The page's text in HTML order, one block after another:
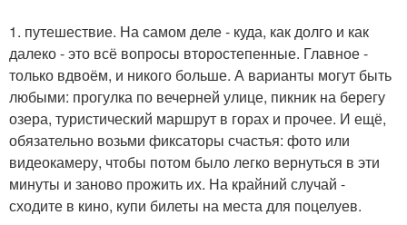
1. путешествие. На самом деле - куда, как долго и как
далеко - это всё вопросы второстепенные. Главное -
только вдвоём, и никого больше. А варианты могут быть
любыми: прогулка по вечерней улице, пикник на берегу
озера, туристический маршрут в горах и прочее. И ещё,
обязательно возьми фиксаторы счастья: фото или
видеокамеру, чтобы потом было легко вернуться в эти
минуты и заново прожить их. На крайний случай -
сходите в кино, купи билеты на места для поцелуев.